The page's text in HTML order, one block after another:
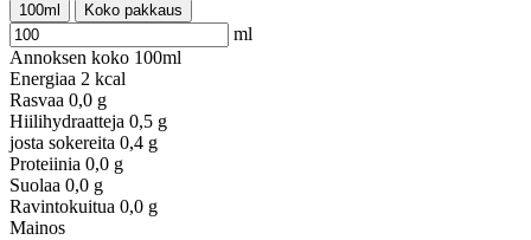
100ml Koko pakkaus
ml
Annoksen koko 100ml
Energiaa 2 kcal
Rasvaa 0,0 g
Hiilihydraatteja 0,5 g
josta sokereita 0,4 g
Proteiinia 0,0 g
Suolaa 0,0 g
Ravintokuitua 0,0 g
Mainos